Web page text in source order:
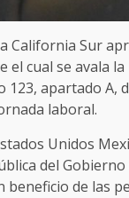
California Sur
el cual se avala
apartado A,
laboral.
Unidos
del Gobierno
de las